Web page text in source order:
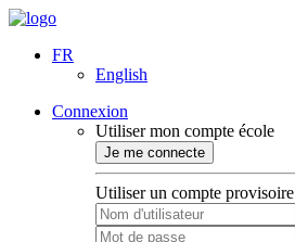
FR
English
Connexion
Utiliser mon compte école
Je me connecte
Utiliser un compte provisoire